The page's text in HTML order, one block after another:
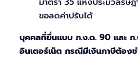
ขอลดค่าปรับได้
บุคคลที่ยื่นแบบ ภ.ง.ด. 90 และ ภ.
อินเตอร์เน็ต กรณีมีเงินภาษีต้องช